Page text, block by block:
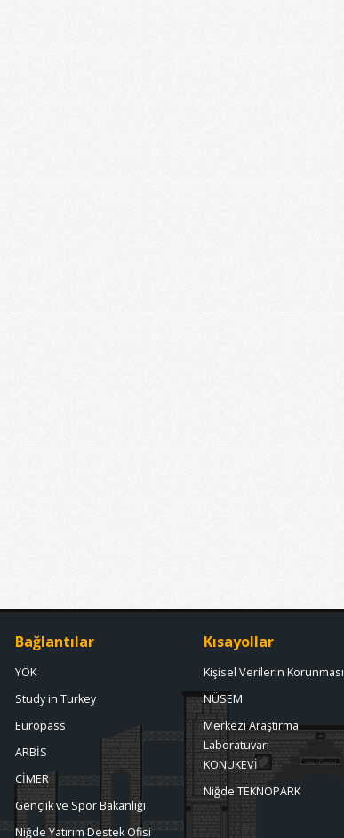
Bağlantılar
YÖK
Study in Turkey
Europass
ARBİS
CİMER
Gençlik ve Spor Bakanlığı
Niğde Yatırım Destek Ofisi
Kısayollar
Kişisel Verilerin Korunması
NÜSEM
Merkezi Araştırma
Laboratuvarı
KONUKEVİ
Niğde TEKNOPARK